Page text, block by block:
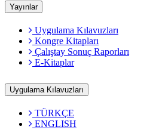
Yayınlar
Uygulama Kılavuzları
Kongre Kitapları
Çalıştay Sonuç Raporları
E-Kitaplar
Uygulama Kılavuzları
TÜRKÇE
ENGLISH